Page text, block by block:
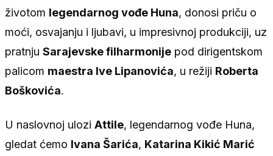
životom legendarnog vođe Huna, donosi priču o
moći, osvajanju i ljubavi, u impresivnoj produkciji, uz
pratnju Sarajevske filharmonije pod dirigentskom
palicom maestra Ive Lipanovića, u režiji Roberta
Boškovića.
U naslovnoj ulozi Attile, legendarnog vođe Huna,
gledat ćemo Ivana Šarića, Katarina Kikić Marić